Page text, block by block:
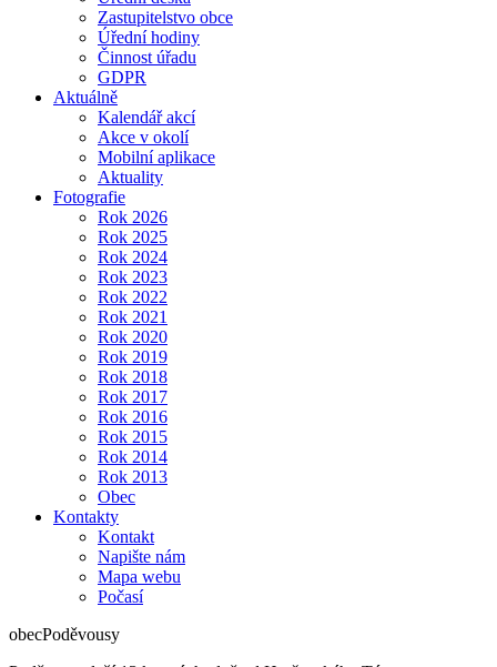
Zastupitelstvo obce
Úřední hodiny
Činnost úřadu
GDPR
Aktuálně
Kalendář akcí
Akce v okolí
Mobilní aplikace
Aktuality
Fotografie
Rok 2026
Rok 2025
Rok 2024
Rok 2023
Rok 2022
Rok 2021
Rok 2020
Rok 2019
Rok 2018
Rok 2017
Rok 2016
Rok 2015
Rok 2014
Rok 2013
Obec
Kontakty
Kontakt
Napište nám
Mapa webu
Počasí
obecPoděvousy